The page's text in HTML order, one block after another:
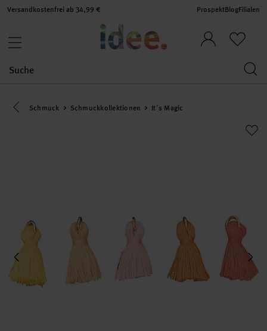
Versandkostenfrei ab 34,99 € ProspektBlogFilialen
Eine Kategorie zurück navigieren
Schmuck Schmuckkollektionen It´s Magic